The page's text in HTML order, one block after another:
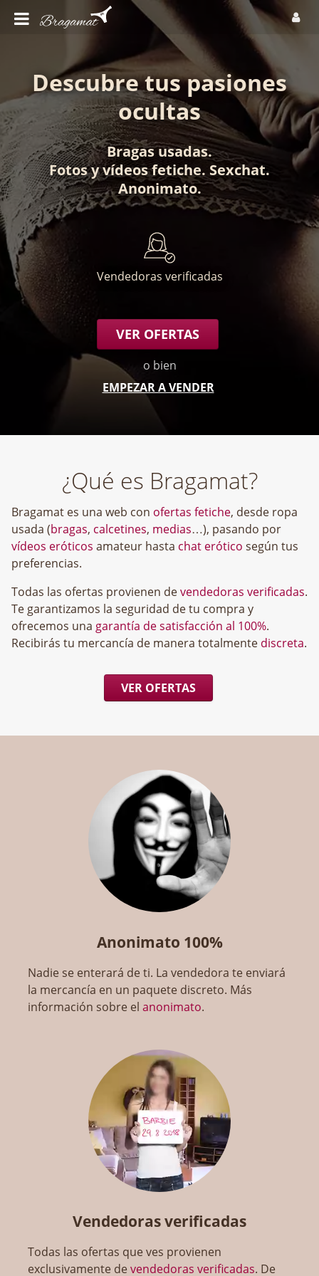
Descubre tus pasiones
ocultas
Bragas usadas.
Fotosyvídeos fetiche. Sexchat.
Anonimato.
Vendedoras verificadas
VER OFERTAS
o bien
EMPEZAR A VENDER
¿Qué es Bragamat?
Bragamat es una web con ofertas fetiche, desde ropa
usada (bragas, calcetines, medias…), pasando por
vídeos eróticos amateur hasta chat erótico según tus
preferencias.
Todas las ofertas provienen devendedoras verificadas.
Te garantizamos la seguridad de tu compra y
ofrecemos una garantía de satisfacción al 100%.
Recibirás tu mercancía de manera totalmente discreta.
VER OFERTAS
Anonimato 100%
Nadie se enterará de ti. La vendedora te enviará
la mercancía en un paquete discreto. Más
información sobre elanonimato.
Vendedoras verificadas
Todas las ofertas que ves provienen
exclusivamente devendedoras verificadas. De